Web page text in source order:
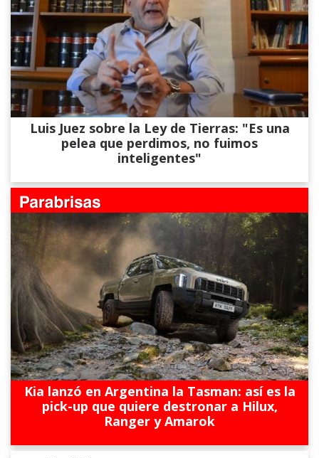
Luis Juez sobre la Ley de Tierras: "Es una
pelea que perdimos, no fuimos
inteligentes"
Kia lanzó en Argentina la Tasman: así es la
pick-up que quiere destronar a Hilux,
Ranger y Amarok